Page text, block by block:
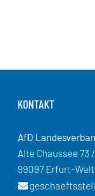
KONTAKT
AfD
Alte Chaussee 73
99097 Erfurt-